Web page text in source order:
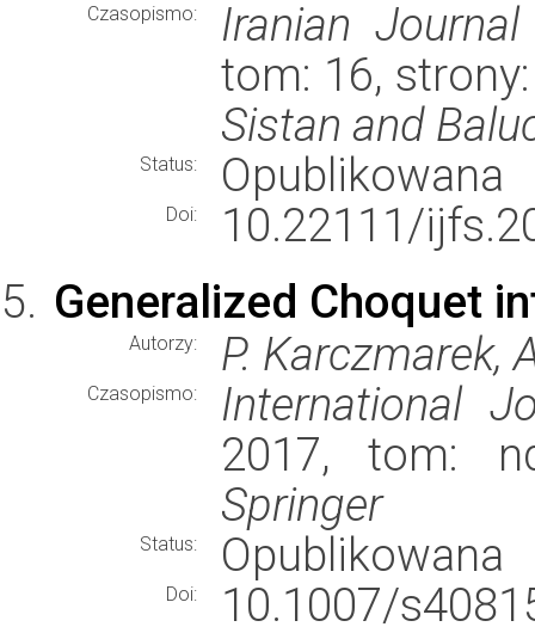
Czasopismo:
Iranian
tom: 16,
Sistan and
Status: Opublikowana
Doi:
10.22111/
Generalized Choquet
Autorzy: P. Karczmarek,
Czasopismo:
International
2017, tom:
Springer
Status: Opublikowana
Doi:
10.1007/